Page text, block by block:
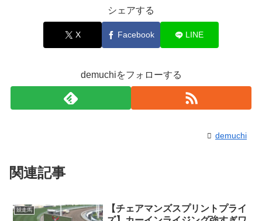
シェアする
X Facebook LINE
demuchiをフォローする
demuchi
関連記事
競走馬
【チェアマンズスプリントプライ